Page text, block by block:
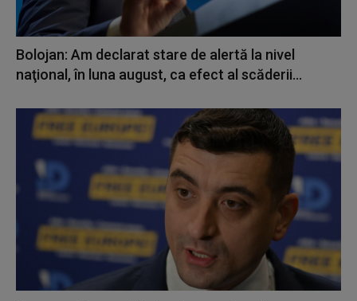
Bolojan: Am declarat stare de alertă la nivel
naţional, în luna august, ca efect al scăderii...